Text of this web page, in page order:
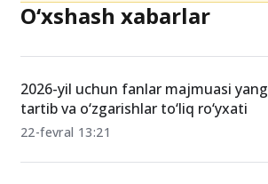
O‘xshash xabarlar
2026-yil uchun fanlar majmuasi
tartib va o‘zgarishlar to‘liq ro‘yxati
22-fevral 13:21